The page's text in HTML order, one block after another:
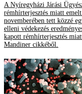
A Nyíregyházi Járási
rémhírterjesztés miatt
novemberében tett közzé
elleni védekezés
kapott rémhírterjesztés
Mandiner cikkéből.